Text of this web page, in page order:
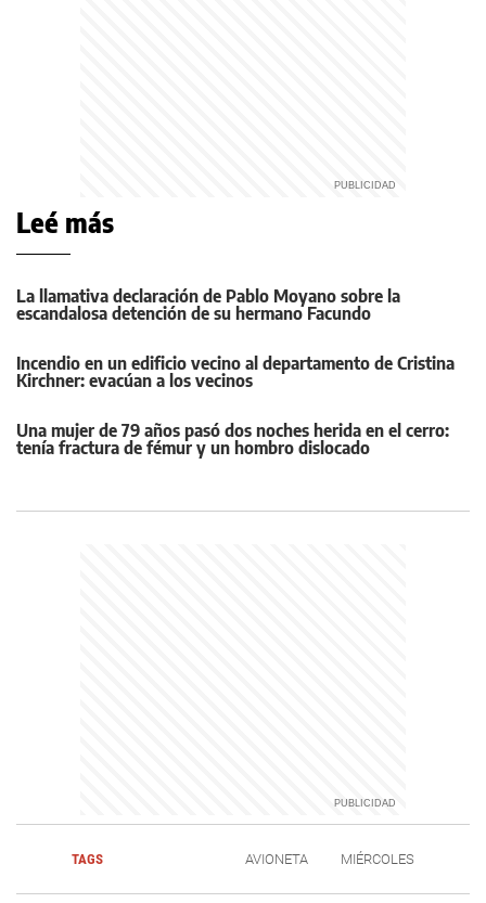
Leé más
La llamativa declaración de Pablo Moyano sobre la
escandalosa detención de su hermano Facundo
Incendio en un edificio vecino al departamento de Cristina
Kirchner: evacúan a los vecinos
Una mujer de 79 años pasó dos noches herida en el cerro:
tenía fractura de fémur y un hombro dislocado
TAGS AVIONETA MIÉRCOLES